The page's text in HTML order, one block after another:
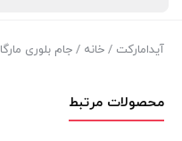
آیدامارکت / خانه / جام بلوری
محصولات مرتبط